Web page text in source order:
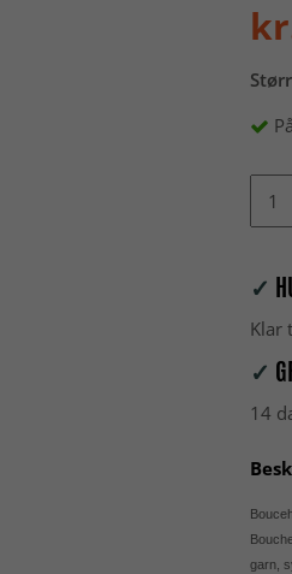
✓
Klar
✓
14
garn,